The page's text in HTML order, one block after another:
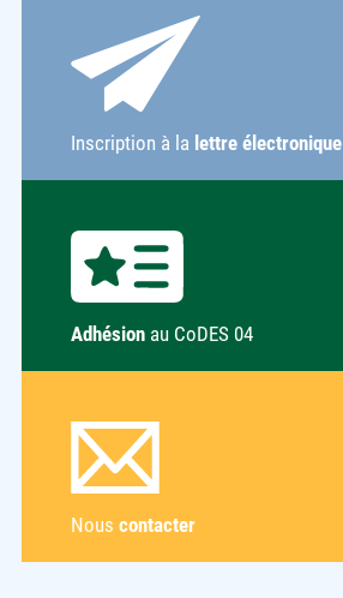
Inscription à la lettre électronique
Adhésion au CoDES 04
Nouscontacter